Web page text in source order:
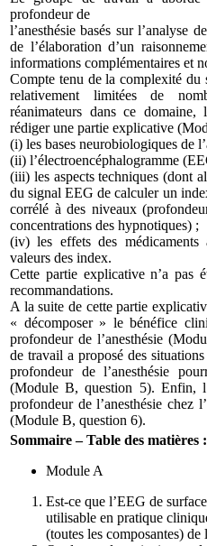
profondeur de
l’anesthésie basés sur l’analyse
de l’élaboration d’un
informations complémentaires et
Compte tenu de la complexité du
relativement limitées de
réanimateurs dans ce
rédiger une partie explicative
(i) les bases neurobiologiques de
(ii) l’électroencéphalogramme
(iii) les aspects techniques (dont
du signal EEG de calculer un
corrélé à des niveaux
concentrations des hypnotiques) ;
(iv) les effets des médicaments
valeurs des index.
Cette partie explicative n’a pas
recommandations.
A la suite de cette partie
« décomposer » le bénéfice
profondeur de l’anesthésie
de travail a proposé des
profondeur de l’anesthésie
(Module B, question 5). Enfin,
profondeur de l’anesthésie chez
(Module B, question 6).
Sommaire – Table des matières :
Module A
Est-ce que l’EEG de
utilisable en pratique
(toutes les composantes) de